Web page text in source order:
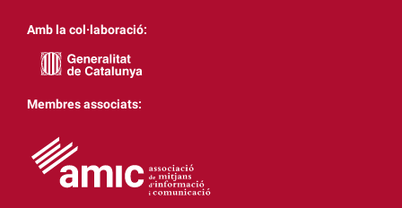
Amb la col·laboració:
Membres associats: